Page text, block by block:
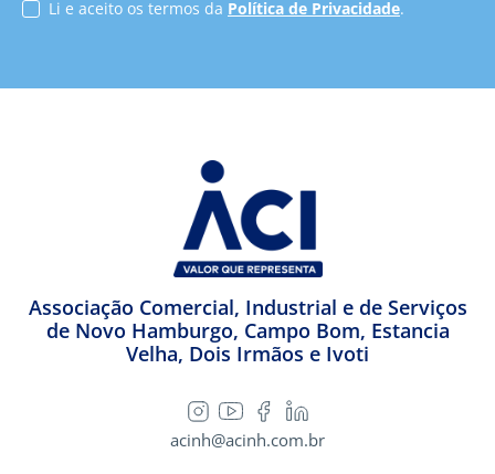
Li e aceito os termos da Política de Privacidade.
Associação Comercial, Industrial e de Serviços
de Novo Hamburgo, Campo Bom, Estancia
Velha, Dois Irmãos e Ivoti
acinh@acinh.com.br